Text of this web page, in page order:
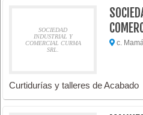
SOCIEDAD
INDUSTRIAL Y
COMERCIAL CURMA
SRL.
c.
Curtidurías y talleres de Acabado